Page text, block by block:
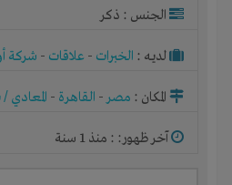
الجنس : ذكر
لديـه : الخبرات - علاقات - شركة
المكان : مصر- القاهرة - المعادي
آخر ظهور: : منذ 1 سنة